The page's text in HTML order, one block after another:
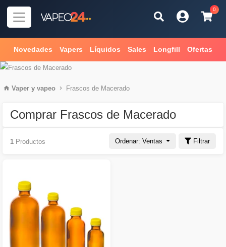
0
Novedades Vapers Líquidos Sales Longfill Ofertas
Vaper y vapeo Frascos de Macerado
Comprar Frascos de Macerado
Ordenar: Ventas Filtrar
1 Productos